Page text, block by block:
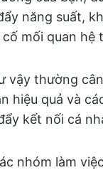
năng suất,
mối quan hệ
vậy thường
hiệu quả và
kết nối cá
nhóm làm